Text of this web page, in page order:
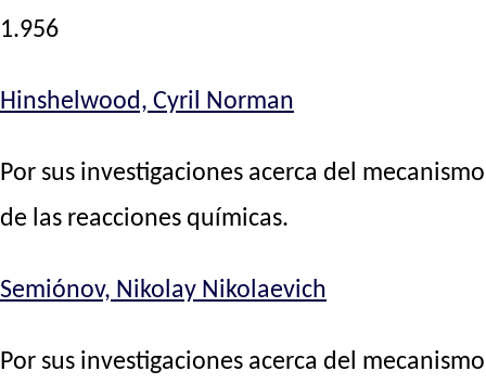
1.956
Hinshelwood, Cyril Norman
Por sus investigaciones acerca del mecanismo
de las reacciones químicas.
Semiónov, Nikolay Nikolaevich
Por sus investigaciones acerca del mecanismo